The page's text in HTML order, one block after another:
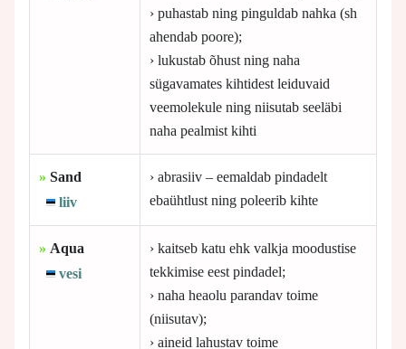
› puhastab ning pinguldab nahka (sh
ahendab poore);
› lukustab õhust ning naha
sügavamates kihtidest leiduvaid
veemolekule ning niisutab seeläbi
naha pealmist kihti
» Sand
liiv
› abrasiiv – eemaldab pindadelt
ebaühtlust ning poleerib kihte
» Aqua
vesi
› kaitseb katu ehk valkja moodustise
tekkimise eest pindadel;
› naha heaolu parandav toime
(niisutav);
› aineid lahustav toime